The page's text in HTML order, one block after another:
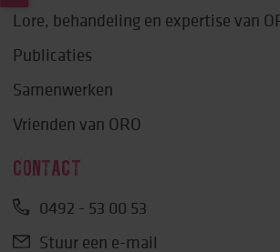
Lore, behandeling en expertise van
Publicaties
Samenwerken
Vrienden van ORO
CONTACT
0492 - 53 00 53
Stuur een e-mail